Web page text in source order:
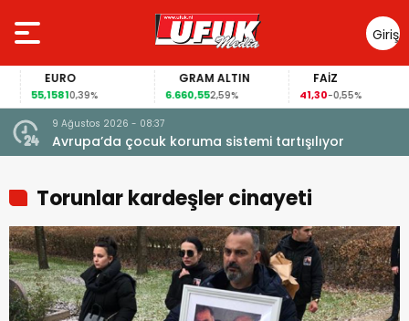
Giriş
Yap
EURO
55,15810,39%
GRAM ALTIN
6.660,552,59%
FAİZ
41,30-0,55%
9 Ağustos 2026 - 08:37
Avrupa’da çocuk koruma sistemi tartışılıyor
Torunlar kardeşler cinayeti